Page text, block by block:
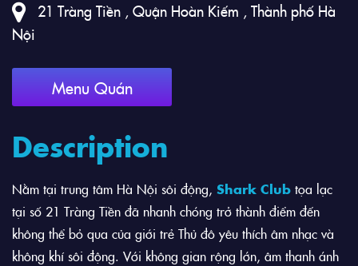
21 Tràng Tiền , Quận Hoàn Kiếm , Thành phố Hà
Nội
Menu Quán
Description
Nằm tại trung tâm Hà Nội sôi động, Shark Club tọa lạc
tại số 21 Tràng Tiền đã nhanh chóng trở thành điểm đến
không thể bỏ qua của giới trẻ Thủ đô yêu thích âm nhạc và
không khí sôi động. Với không gian rộng lớn, âm thanh ánh